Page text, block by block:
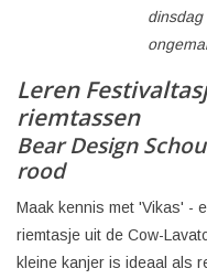
Leren
riemtassen
Bear Design
rood
Maak kennis met 'Vikas' -
riemtasje uit de Cow-
kleine kanjer is ideaal als